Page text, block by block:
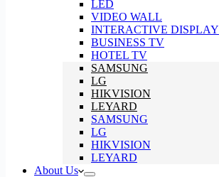
LED
VIDEO WALL
INTERACTIVE DISPLAY
BUSINESS TV
HOTEL TV
SAMSUNG
LG
HIKVISION
LEYARD
SAMSUNG
LG
HIKVISION
LEYARD
About Us